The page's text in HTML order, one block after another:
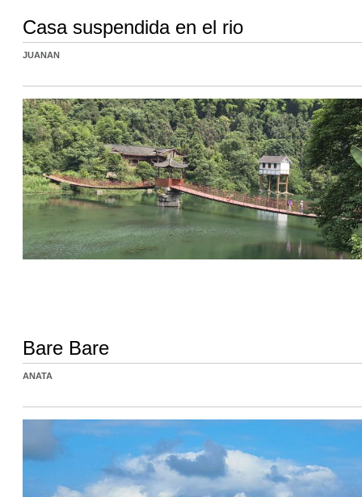
Casa suspendida en el rio
JUANAN
Bare Bare
ANATA